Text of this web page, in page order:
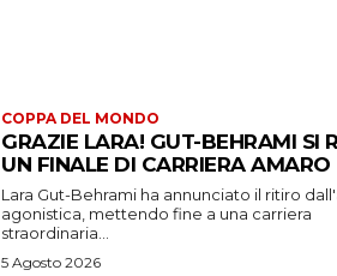
COPPA DEL MONDO
GRAZIE LARA! GUT-BEHRAMI SI
UN FINALE DI CARRIERA AMARO
Lara Gut-Behrami ha annunciato il ritiro
agonistica, mettendo fine a una carriera
straordinaria...
5 Agosto 2026